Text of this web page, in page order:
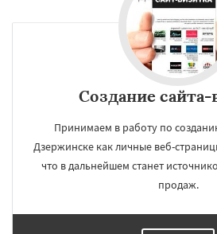
Создание сайта-
Принимаем в работу по
Дзержинске как личные веб-
что в дальнейшем станет
продаж.